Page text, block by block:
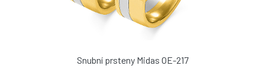
Snubní prsteny Midas OE-217